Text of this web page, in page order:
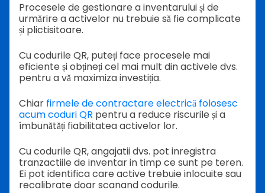
Procesele de gestionare a inventarului și de
urmărire a activelor nu trebuie să fie complicate
și plictisitoare.
Cu codurile QR, puteți face procesele mai
eficiente și obțineți cel mai mult din activele dvs.
pentru a vă maximiza investiția.
Chiar firmele de contractare electrică folosesc
acum coduri QR pentru a reduce riscurile și a
îmbunătăți fiabilitatea activelor lor.
Cu codurile QR, angajatii dvs. pot inregistra
tranzactiile de inventar in timp ce sunt pe teren.
Ei pot identifica care active trebuie inlocuite sau
recalibrate doar scanand codurile.